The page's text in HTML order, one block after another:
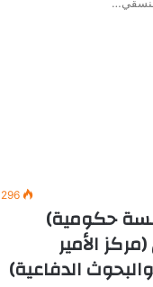
296
حكومية)
الأمير
الدفاعية)